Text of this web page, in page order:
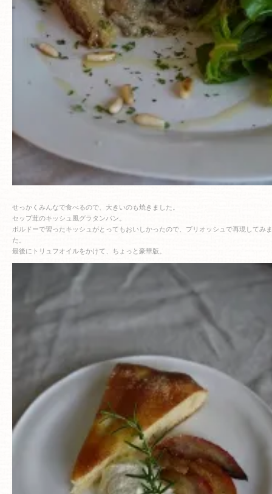
せっかくみんなで食べるので、大きいのも焼きました。
セップ茸のキッシュ風グラタンパン。
ボルドーで習ったキッシュがとってもおいしかったので、ブリオッシュで再現してみ
た。
最後にトリュフオイルをかけて、ちょっと豪華版。